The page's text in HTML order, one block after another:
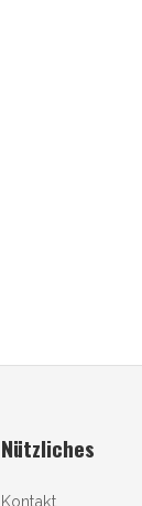
Nützliches
Kontakt